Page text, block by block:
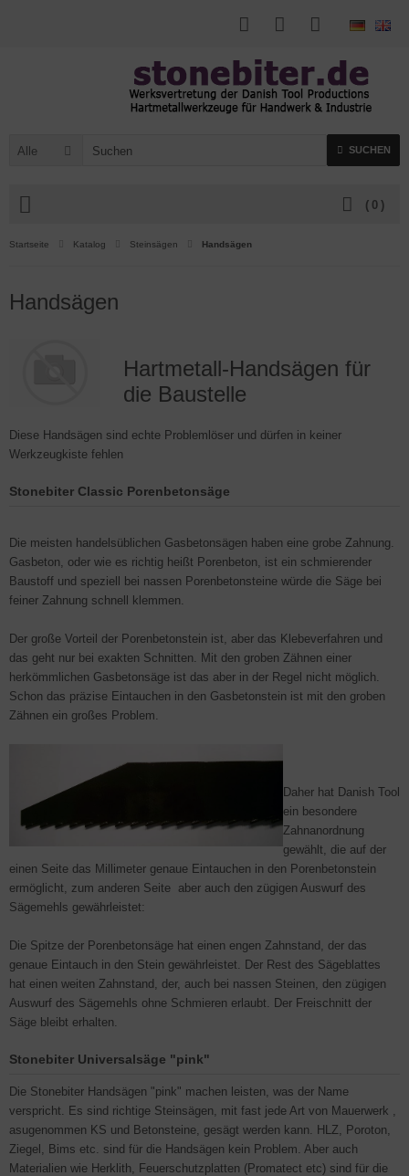
Alle SUCHEN
( 0 )
Startseite Katalog Steinsägen Handsägen
Handsägen
Hartmetall-Handsägen für
die Baustelle
Diese Handsägen sind echte Problemlöser und dürfen in keiner
Werkzeugkiste fehlen
Stonebiter Classic Porenbetonsäge
Die meisten handelsüblichen Gasbetonsägen haben eine grobe Zahnung.
Gasbeton, oder wie es richtig heißt Porenbeton, ist ein schmierender
Baustoff und speziell bei nassen Porenbetonsteine würde die Säge bei
feiner Zahnung schnell klemmen.
Der große Vorteil der Porenbetonstein ist, aber das Klebeverfahren und
das geht nur bei exakten Schnitten. Mit den groben Zähnen einer
herkömmlichen Gasbetonsäge ist das aber in der Regel nicht möglich.
Schon das präzise Eintauchen in den Gasbetonstein ist mit den groben
Zähnen ein großes Problem.
Daher hat Danish Tool
ein besondere
Zahnanordnung
gewählt, die auf der
einen Seite das Millimeter genaue Eintauchen in den Porenbetonstein
ermöglicht, zum anderen Seite aber auch den zügigen Auswurf des
Sägemehls gewährleistet:
Die Spitze der Porenbetonsäge hat einen engen Zahnstand, der das
genaue Eintauch in den Stein gewährleistet. Der Rest des Sägeblattes
hat einen weiten Zahnstand, der, auch bei nassen Steinen, den zügigen
Auswurf des Sägemehls ohne Schmieren erlaubt. Der Freischnitt der
Säge bleibt erhalten.
Stonebiter Universalsäge "pink"
Die Stonebiter Handsägen "pink" machen leisten, was der Name
verspricht. Es sind richtige Steinsägen, mit fast jede Art von Mauerwerk ,
asugenommen KS und Betonsteine, gesägt werden kann. HLZ, Poroton,
Ziegel, Bims etc. sind für die Handsägen kein Problem. Aber auch
Materialien wie Herklith, Feuerschutzplatten (Promatect etc) sind für die